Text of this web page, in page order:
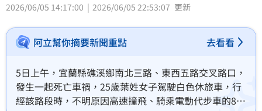
2026/06/05 14:17:00
2026/06/05 22:53:07 更新
阿立幫你摘要新聞重點 去看看
5日上午，宜蘭縣礁溪鄉南北三路、東西五路交叉路口，
發生一起死亡車禍，25歲葉姓女子駕駛白色休旅車，行
經該路段時，不明原因高速撞飛、騎乘電動代步車的82